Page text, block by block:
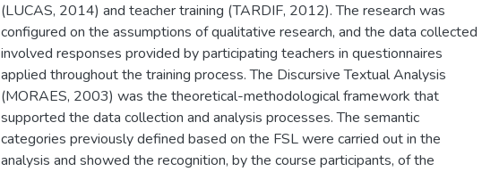
(LUCAS, 2014) and teacher training (TARDIF, 2012). The research was
configured on the assumptions of qualitative research, and the data collected
involved responses provided by participating teachers in questionnaires
applied throughout the training process. The Discursive Textual Analysis
(MORAES, 2003) was the theoretical-methodological framework that
supported the data collection and analysis processes. The semantic
categories previously defined based on the FSL were carried out in the
analysis and showed the recognition, by the course participants, of the